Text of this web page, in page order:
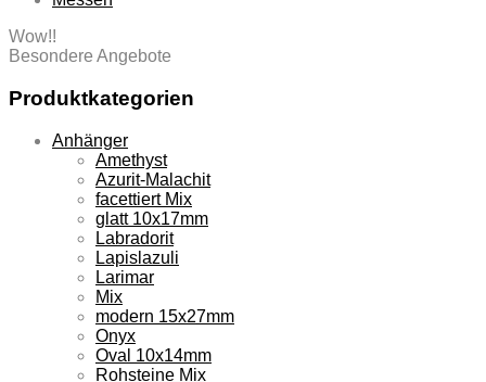
Wow!!
Besondere Angebote
Produktkategorien
Anhänger
Amethyst
Azurit-Malachit
facettiert Mix
glatt 10x17mm
Labradorit
Lapislazuli
Larimar
Mix
modern 15x27mm
Onyx
Oval 10x14mm
Rohsteine Mix